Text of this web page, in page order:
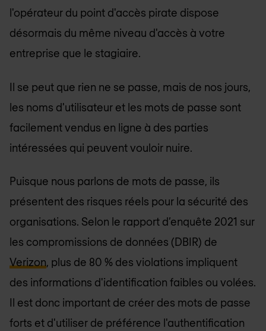
l'opérateur du point d'accès pirate dispose
désormais du même niveau d'accès à votre
entreprise que le stagiaire.
Il se peut que rien ne se passe, mais de nos jours,
les noms d'utilisateur et les mots de passe sont
facilement vendus en ligne à des parties
intéressées qui peuvent vouloir nuire.
Puisque nous parlons de mots de passe, ils
présentent des risques réels pour la sécurité des
organisations. Selon le rapport d’enquête 2021 sur
les compromissions de données (DBIR) de
Verizon, plus de 80 % des violations impliquent
des informations d'identification faibles ou volées.
Il est donc important de créer des mots de passe
forts et d'utiliser de préférence l'authentification